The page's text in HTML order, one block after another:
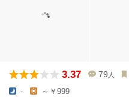
3.37 79 人
- ～￥999